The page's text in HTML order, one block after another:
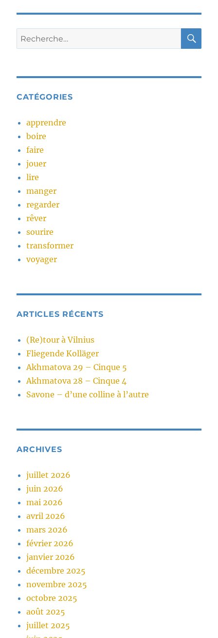
Recherche
pour :
CATÉGORIES
apprendre
boire
faire
jouer
lire
manger
regarder
rêver
sourire
transformer
voyager
ARTICLES RÉCENTS
(Re)tour à Vilnius
Fliegende Kolläger
Akhmatova 29 – Cinque 5
Akhmatova 28 – Cinque 4
Savone – d’une colline à l’autre
ARCHIVES
juillet 2026
juin 2026
mai 2026
avril 2026
mars 2026
février 2026
janvier 2026
décembre 2025
novembre 2025
octobre 2025
août 2025
juillet 2025